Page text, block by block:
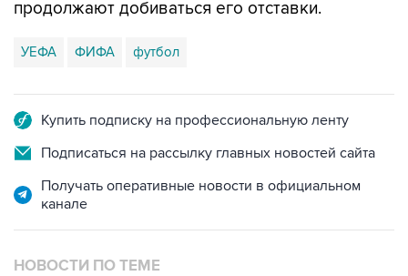
УЕФА ФИФА футбол
Подписаться на рассылку главных новостей сайта
Получать оперативные новости в официальном
НОВОСТИ ПО ТЕМЕ
6 августа 09:40